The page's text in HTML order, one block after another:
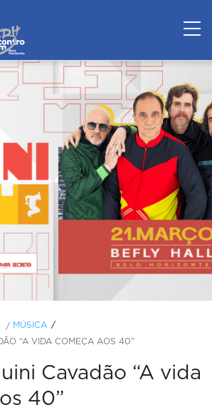
/ MÚSICA
“A VIDA COMEÇA AOS 40”
Cavadão “A vida
40”